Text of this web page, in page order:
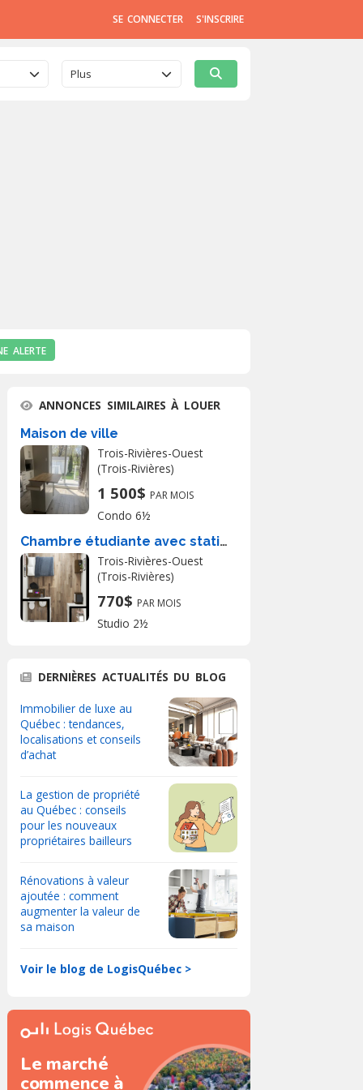
SE CONNECTER S'INSCRIRE
Plus
ALERTE
ANNONCES SIMILAIRES À LOUER
Maison de ville
Trois-Rivières-Ouest
(Trois-Rivières)
1 500$ PAR MOIS
Condo 6½
Chambre étudiante avec stationnement
Trois-Rivières-Ouest
(Trois-Rivières)
770$ PAR MOIS
Studio 2½
DERNIÈRES ACTUALITÉS DU BLOG
Immobilier de luxe au
Québec : tendances,
localisations et conseils
d’achat
La gestion de propriété
au Québec : conseils
pour les nouveaux
propriétaires bailleurs
Rénovations à valeur
ajoutée : comment
augmenter la valeur de
sa maison
Voir le blog de LogisQuébec >
Le marché
commence à